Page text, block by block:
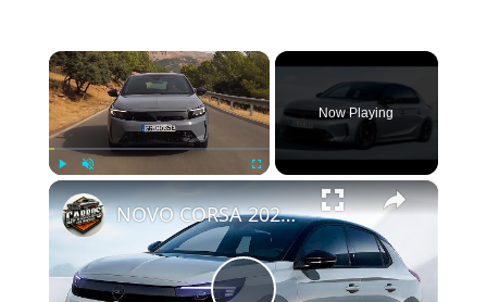
×
Now Playing
×
NOVO CORSA 2024 É REVELADO COM ATUALIZAÇÕES NO VISUAL